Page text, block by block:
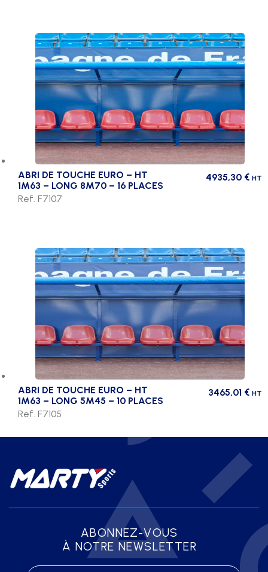
ABRI DE TOUCHE EURO – HT
1M63 – LONG 8M70 – 16 PLACES
4935,30 € HT
Ref. F7107
ABRI DE TOUCHE EURO – HT
1M63 – LONG 5M45 – 10 PLACES
3465,01 € HT
Ref. F7105
ABONNEZ-VOUS
À NOTRE NEWSLETTER